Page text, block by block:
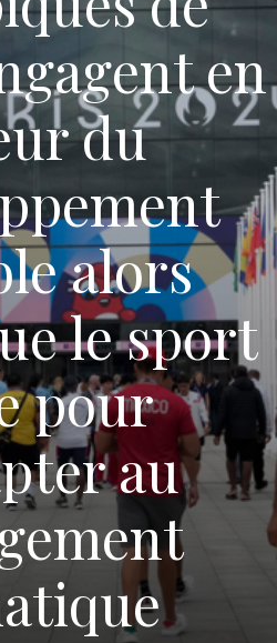
en
du
alors
le sport
pour
au